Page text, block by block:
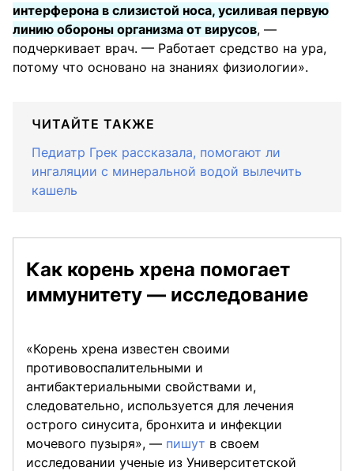
интерферона в слизистой носа, усиливая первую
линию обороны организма от вирусов, —
подчеркивает врач. — Работает средство на ура,
потому что основано на знаниях физиологии».
ЧИТАЙТЕ ТАКЖЕ
Педиатр Грек рассказала, помогают ли
ингаляции с минеральной водой вылечить
кашель
Как корень хрена помогает
иммунитету — исследование
«Корень хрена известен своими
противовоспалительными и
антибактериальными свойствами и,
следовательно, используется для лечения
острого синусита, бронхита и инфекции
мочевого пузыря», — пишут в своем
исследовании ученые из Университетской